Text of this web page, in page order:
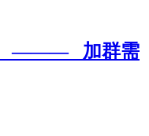
——— 加群需